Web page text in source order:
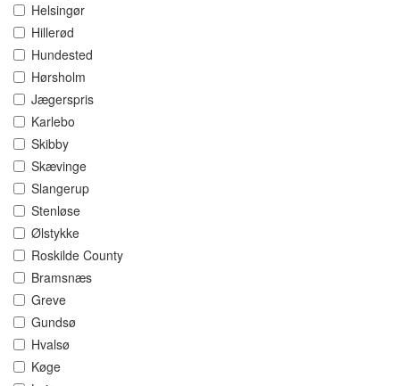
Helsingør
Hillerød
Hundested
Hørsholm
Jægerspris
Karlebo
Skibby
Skævinge
Slangerup
Stenløse
Ølstykke
Roskilde County
Bramsnæs
Greve
Gundsø
Hvalsø
Køge